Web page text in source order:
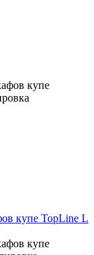
купе TopLine L